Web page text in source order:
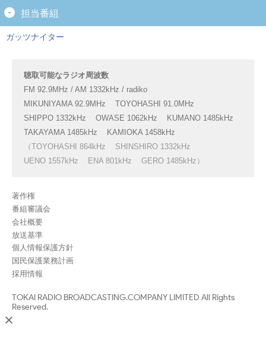
担当番組
ガッツナイター
聴取可能なラジオ周波数
FM 92.9MHz / AM 1332kHz / radiko
MIKUNIYAMA 92.9MHz
TOYOHASHI 91.0MHz
SHIPPO 1332kHz
OWASE 1062kHz
KUMANO 1485kHz
TAKAYAMA 1485kHz
KAMIOKA 1458kHz
（TOYOHASHI 864kHz
SHINSHIRO 1332kHz
UENO 1557kHz
ENA 801kHz GERO 1485kHz）
著作権
番組審議会
会社概要
放送基準
個人情報保護方針
国民保護業務計画
採用情報
TOKAI RADIO BROADCASTING.COMPANY LIMITED All Rights
Reserved.